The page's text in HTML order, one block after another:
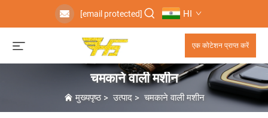
[email protected] HI
एक कोटेशन प्राप्त करें
चमकाने वाली मशीन
मुख्यपृष्ठ> उत्पाद> चमकाने वाली मशीन